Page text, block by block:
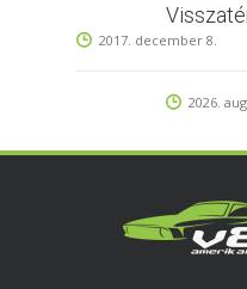
2017. december 8.
2026.